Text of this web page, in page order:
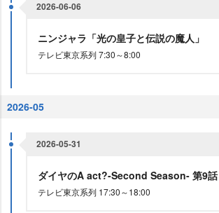
2026-06-06
ニンジャラ「光の皇子と伝説の魔人」
テレビ東京系列 7:30～8:00
2026-05
2026-05-31
ダイヤのA act?-Second Season- 第9話
テレビ東京系列 17:30～18:00